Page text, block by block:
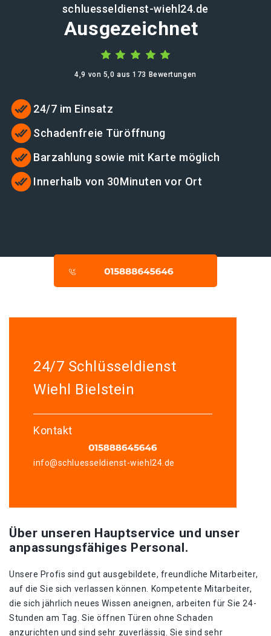
schluesseldienst-wiehl24.de
Ausgezeichnet
4,9 von 5,0 aus 173 Bewertungen
24/7 im Einsatz
Schadenfreie Türöffnung
Barzahlung sowie mit Karte möglich
Innerhalb von 30Minuten vor Ort
24/7 Schlüsseldienst
Wiehl Bielstein
Kontakt
info@schluesseldienst-wiehl24.de
Über unseren Hauptservice und unser
anpassungsfähiges Personal.
Unsere Profis sind gut ausgebildete, freundliche Mitarbeiter,
auf die Sie sich verlassen können. Kompetente Mitarbeiter,
die sich jährlich neues Wissen aneignen, arbeiten für Sie 24-
Stunden am Tag. Sie öffnen Türen ohne Schaden
anzurichten und sind sehr zuverlässig. Sie sind sehr